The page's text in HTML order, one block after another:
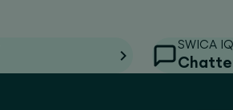
SWICA IQ